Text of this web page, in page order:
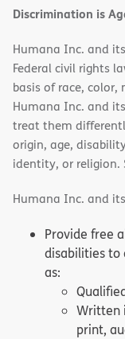
Discrimination is
Humana Inc. and
Federal civil rights
basis of race,
Humana Inc. and
treat them
origin, age,
identity, or religion.
Humana Inc. and
Provide free
disabilities to
as:
Written
print,